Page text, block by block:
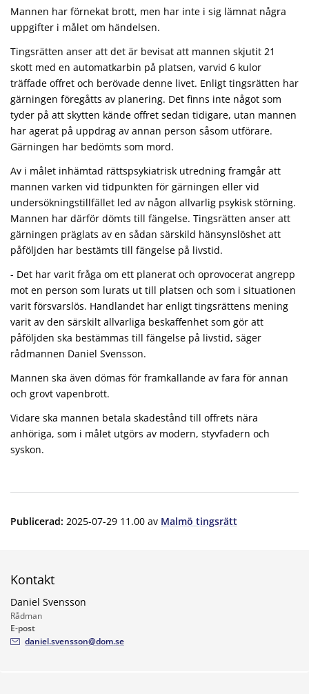
Mannen har förnekat brott, men har inte i sig lämnat några
uppgifter i målet om händelsen.
Tingsrätten anser att det är bevisat att mannen skjutit 21
skott med en automatkarbin på platsen, varvid 6 kulor
träffade offret och berövade denne livet. Enligt tingsrätten har
gärningen föregåtts av planering. Det finns inte något som
tyder på att skytten kände offret sedan tidigare, utan mannen
har agerat på uppdrag av annan person såsom utförare.
Gärningen har bedömts som mord.
Av i målet inhämtad rättspsykiatrisk utredning framgår att
mannen varken vid tidpunkten för gärningen eller vid
undersökningstillfället led av någon allvarlig psykisk störning.
Mannen har därför dömts till fängelse. Tingsrätten anser att
gärningen präglats av en sådan särskild hänsynslöshet att
påföljden har bestämts till fängelse på livstid.
- Det har varit fråga om ett planerat och oprovocerat angrepp
mot en person som lurats ut till platsen och som i situationen
varit försvarslös. Handlandet har enligt tingsrättens mening
varit av den särskilt allvarliga beskaffenhet som gör att
påföljden ska bestämmas till fängelse på livstid, säger
rådmannen Daniel Svensson.
Mannen ska även dömas för framkallande av fara för annan
och grovt vapenbrott.
Vidare ska mannen betala skadestånd till offrets nära
anhöriga, som i målet utgörs av modern, styvfadern och
syskon.
Publicerad: 2025-07-29 11.00 av Malmö tingsrätt
Kontakt
Daniel Svensson
Rådman
E-post
daniel.svensson@dom.se